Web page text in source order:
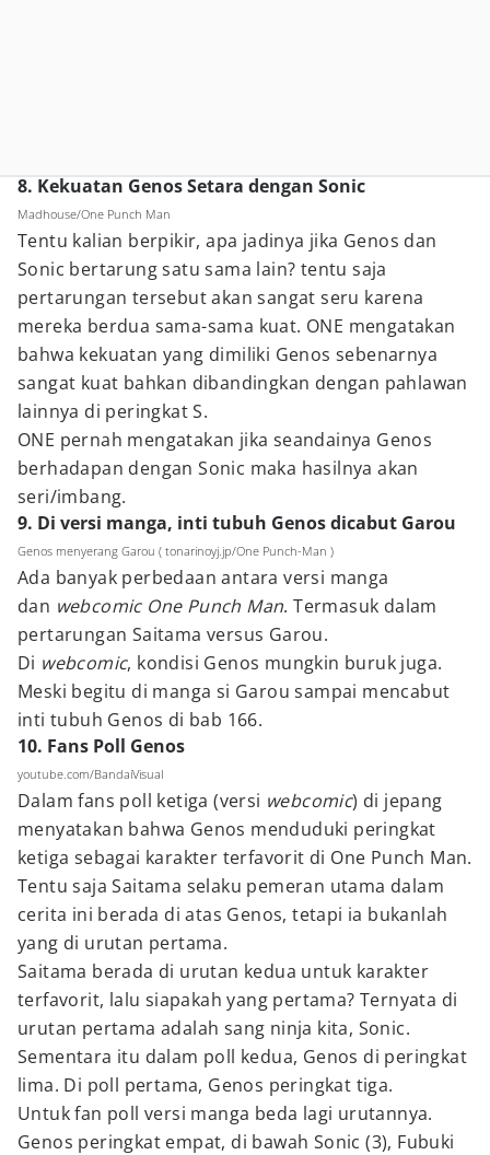
8. Kekuatan Genos Setara dengan Sonic
Madhouse/One Punch Man
Tentu kalian berpikir, apa jadinya jika Genos dan
Sonic bertarung satu sama lain? tentu saja
pertarungan tersebut akan sangat seru karena
mereka berdua sama-sama kuat. ONE mengatakan
bahwa kekuatan yang dimiliki Genos sebenarnya
sangat kuat bahkan dibandingkan dengan pahlawan
lainnya di peringkat S.
ONE pernah mengatakan jika seandainya Genos
berhadapan dengan Sonic maka hasilnya akan
seri/imbang.
9. Di versi manga, inti tubuh Genos dicabut Garou
Genos menyerang Garou ( tonarinoyj.jp/One Punch-Man )
Ada banyak perbedaan antara versi manga
dan webcomic One Punch Man. Termasuk dalam
pertarungan Saitama versus Garou.
Di webcomic, kondisi Genos mungkin buruk juga.
Meski begitu di manga si Garou sampai mencabut
inti tubuh Genos di bab 166.
10. Fans Poll Genos
youtube.com/BandaiVisual
Dalam fans poll ketiga (versi webcomic) di jepang
menyatakan bahwa Genos menduduki peringkat
ketiga sebagai karakter terfavorit di One Punch Man.
Tentu saja Saitama selaku pemeran utama dalam
cerita ini berada di atas Genos, tetapi ia bukanlah
yang di urutan pertama.
Saitama berada di urutan kedua untuk karakter
terfavorit, lalu siapakah yang pertama? Ternyata di
urutan pertama adalah sang ninja kita, Sonic.
Sementara itu dalam poll kedua, Genos di peringkat
lima. Di poll pertama, Genos peringkat tiga.
Untuk fan poll versi manga beda lagi urutannya.
Genos peringkat empat, di bawah Sonic (3), Fubuki